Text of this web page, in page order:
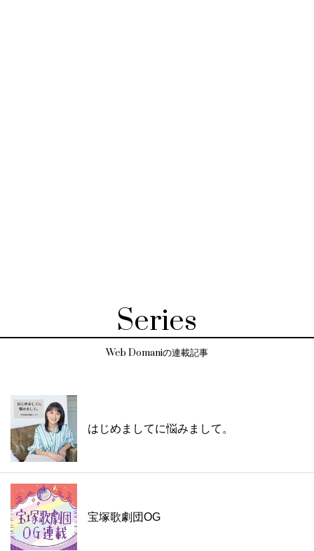
Series
Web Domaniの連載記事
はじめましてに悩みまして。
宝塚歌劇団OG